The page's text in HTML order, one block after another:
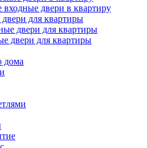
входные двери в квартиру
для квартиры
двери для квартиры
двери для квартиры
дома